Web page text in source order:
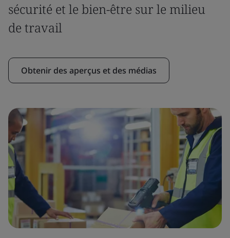
sécurité et le bien-être sur le milieu
de travail
Obtenir des aperçus et des médias